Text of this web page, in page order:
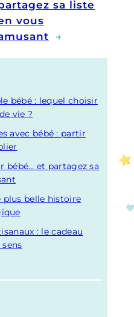
sa liste
vous
→
bébé : lequel choisir
vie ?
avec bébé : partir
bébé… et partagez sa
plus belle histoire
: le cadeau